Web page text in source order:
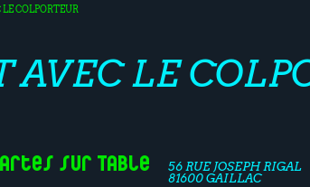
COLPORTEUR
AVEC LE
sur Table
56 RUE JOSEPH RIGAL
81600 GAILLAC